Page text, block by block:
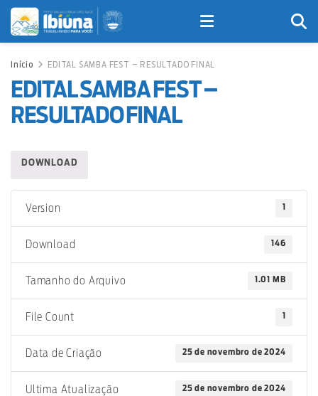
Início EDITAL SAMBA FEST – RESULTADO FINAL
EDITAL SAMBA FEST –
RESULTADO FINAL
DOWNLOAD
Version 1
Download 146
Tamanho do Arquivo 1.01 MB
File Count 1
Data de Criação 25 de novembro de 2024
Ultima Atualização 25 de novembro de 2024